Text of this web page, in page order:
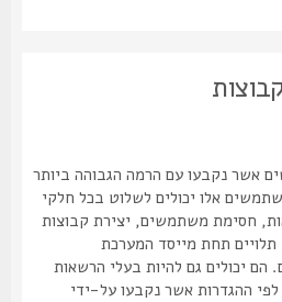
נקבעו עם הרמה הגבוהה ביותר
אלו יכולים לשלוט בכל חלקי
משתמשים, יצירת קבוצות
תחת מייסד המערכת
גם להיות בעלי הרשאות
ההגדרות אשר נקבעו על-ידי